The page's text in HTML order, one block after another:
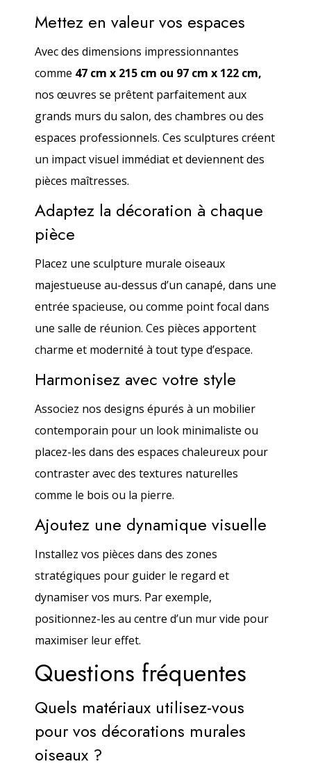
Mettez en valeur vos espaces
Avec des dimensions impressionnantes
comme 47 cm x 215 cm ou 97 cm x 122 cm,
nos œuvres se prêtent parfaitement aux
grands murs du salon, des chambres ou des
espaces professionnels. Ces sculptures créent
un impact visuel immédiat et deviennent des
pièces maîtresses.
Adaptez la décoration à chaque
pièce
Placez une sculpture murale oiseaux
majestueuse au-dessus d’un canapé, dans une
entrée spacieuse, ou comme point focal dans
une salle de réunion. Ces pièces apportent
charme et modernité à tout type d’espace.
Harmonisez avec votre style
Associez nos designs épurés à un mobilier
contemporain pour un look minimaliste ou
placez-les dans des espaces chaleureux pour
contraster avec des textures naturelles
comme le bois ou la pierre.
Ajoutez une dynamique visuelle
Installez vos pièces dans des zones
stratégiques pour guider le regard et
dynamiser vos murs. Par exemple,
positionnez-les au centre d’un mur vide pour
maximiser leur effet.
Questions fréquentes
Quels matériaux utilisez-vous
pour vos décorations murales
oiseaux ?